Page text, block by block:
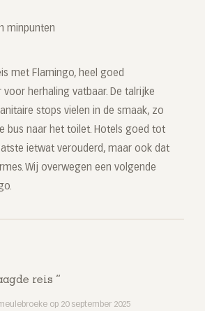
minpunten
met Flamingo, heel goed
voor herhaling vatbaar. De talrijke
stops vielen in de smaak, zo
bus naar het toilet. Hotels goed tot
ietwat verouderd, maar ook dat
Wij overwegen een volgende
reis
op 20 september 2025